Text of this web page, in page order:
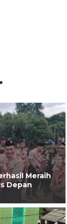
Meraih
Depan